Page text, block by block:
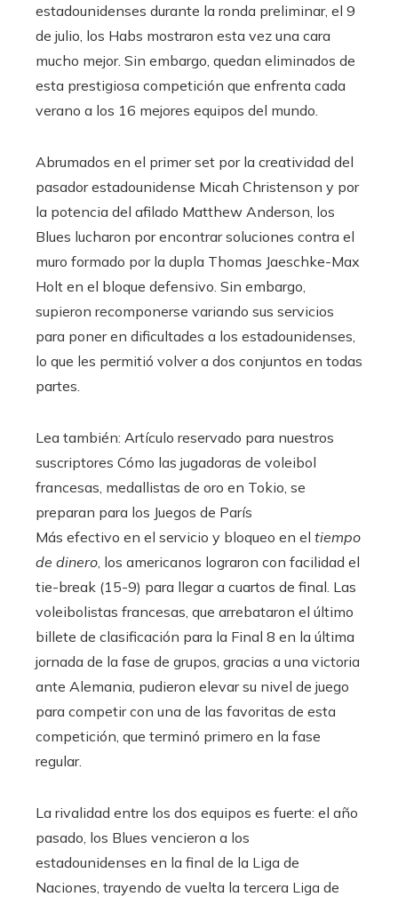
estadounidenses durante la ronda preliminar, el 9
de julio, los Habs mostraron esta vez una cara
mucho mejor. Sin embargo, quedan eliminados de
esta prestigiosa competición que enfrenta cada
verano a los 16 mejores equipos del mundo.
Abrumados en el primer set por la creatividad del
pasador estadounidense Micah Christenson y por
la potencia del afilado Matthew Anderson, los
Blues lucharon por encontrar soluciones contra el
muro formado por la dupla Thomas Jaeschke-Max
Holt en el bloque defensivo. Sin embargo,
supieron recomponerse variando sus servicios
para poner en dificultades a los estadounidenses,
lo que les permitió volver a dos conjuntos en todas
partes.
Lea también: Artículo reservado para nuestros
suscriptores Cómo las jugadoras de voleibol
francesas, medallistas de oro en Tokio, se
preparan para los Juegos de París
Más efectivo en el servicio y bloqueo en el tiempo
de dinero , los americanos lograron con facilidad el
tie-break (15-9) para llegar a cuartos de final. Las
voleibolistas francesas, que arrebataron el último
billete de clasificación para la Final 8 en la última
jornada de la fase de grupos, gracias a una victoria
ante Alemania, pudieron elevar su nivel de juego
para competir con una de las favoritas de esta
competición, que terminó primero en la fase
regular.
La rivalidad entre los dos equipos es fuerte: el año
pasado, los Blues vencieron a los
estadounidenses en la final de la Liga de
Naciones, trayendo de vuelta la tercera Liga de